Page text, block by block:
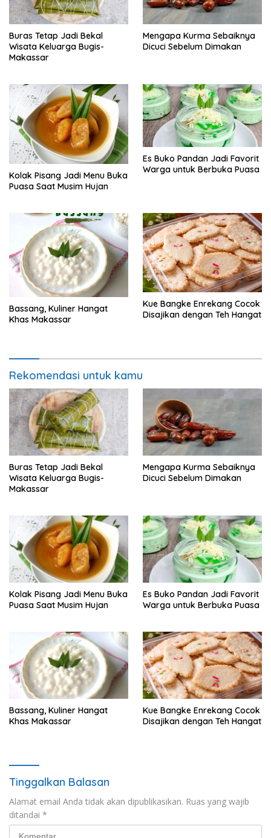
Buras Tetap Jadi Bekal
Wisata Keluarga Bugis-
Makassar
Mengapa Kurma Sebaiknya
Dicuci Sebelum Dimakan
Kolak Pisang Jadi Menu Buka
Puasa Saat Musim Hujan
Es Buko Pandan Jadi Favorit
Warga untuk Berbuka Puasa
Bassang, Kuliner Hangat
Khas Makassar
Kue Bangke Enrekang Cocok
Disajikan dengan Teh Hangat
Rekomendasi untuk kamu
Buras Tetap Jadi Bekal
Wisata Keluarga Bugis-
Makassar
Mengapa Kurma Sebaiknya
Dicuci Sebelum Dimakan
Kolak Pisang Jadi Menu Buka
Puasa Saat Musim Hujan
Es Buko Pandan Jadi Favorit
Warga untuk Berbuka Puasa
Bassang, Kuliner Hangat
Khas Makassar
Kue Bangke Enrekang Cocok
Disajikan dengan Teh Hangat
Tinggalkan Balasan
Alamat email Anda tidak akan dipublikasikan. Ruas yang wajib
ditandai *